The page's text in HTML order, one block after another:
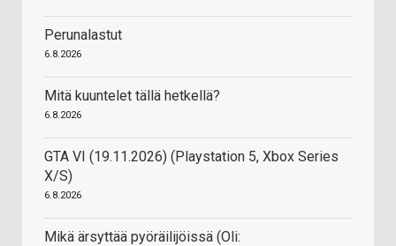
Perunalastut
6.8.2026
Mitä kuuntelet tällä hetkellä?
6.8.2026
GTA VI (19.11.2026) (Playstation 5, Xbox Series
X/S)
6.8.2026
Mikä ärsyttää pyöräilijöissä (Oli: